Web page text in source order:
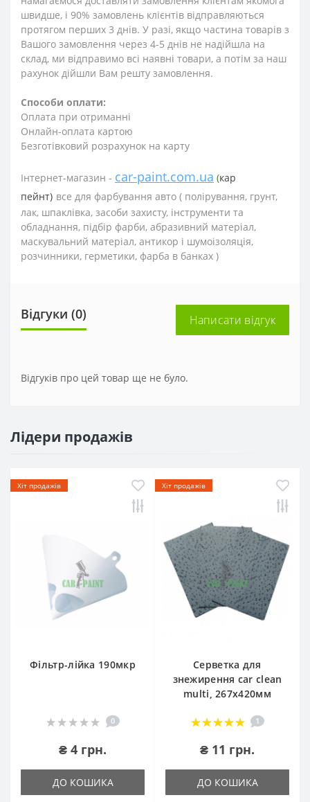
швидше, і 90% замовлень клієнтів відправляються
протягом перших 3 днів. У разі, якщо частина товарів з
Вашого замовлення через 4-5 днів не надійшла на
склад, ми відправимо всі наявні товари, а потім за наш
рахунок дійшли Вам решту замовлення.
Способи оплати:
Оплата при отриманні
Онлайн-оплата картою
Безготівковий розрахунок на карту
Інтернет-магазин - car-paint.com.ua (кар
пейнт) все для фарбування авто ( полірування, грунт,
лак, шпаклівка, засоби захисту, інструменти та
обладнання, підбір фарби, абразивний матеріал,
маскувальний матеріал, антикор і шумоізоляція,
розчинники, герметики, фарба в банках )
Відгуки (0) Написати відгук
Відгуків про цей товар ще не було.
Лідери продажів
Хіт продажів
Фільтр-лійка 190мкр
0
₴ 4 грн.
ДО КОШИКА
Хіт продажів
Серветка для
знежирення car clean
multi, 267х420мм
1
₴ 11 грн.
ДО КОШИКА